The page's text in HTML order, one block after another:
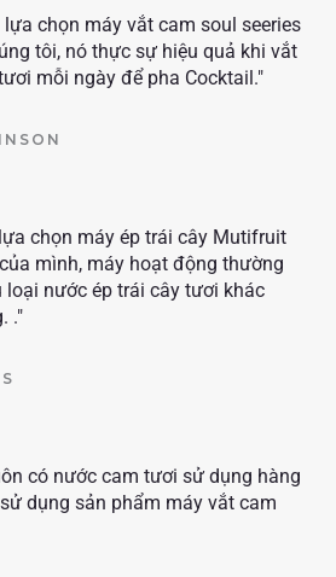
chọn máy vắt cam soul seeries
tôi, nó thực sự hiệu quả khi vắt
mỗi ngày để pha Cocktail."
chọn máy ép trái cây Mutifruit
mình, máy hoạt động thường
loại nước ép trái cây tươi khác
."
có nước cam tươi sử dụng hàng
dụng sản phẩm máy vắt cam